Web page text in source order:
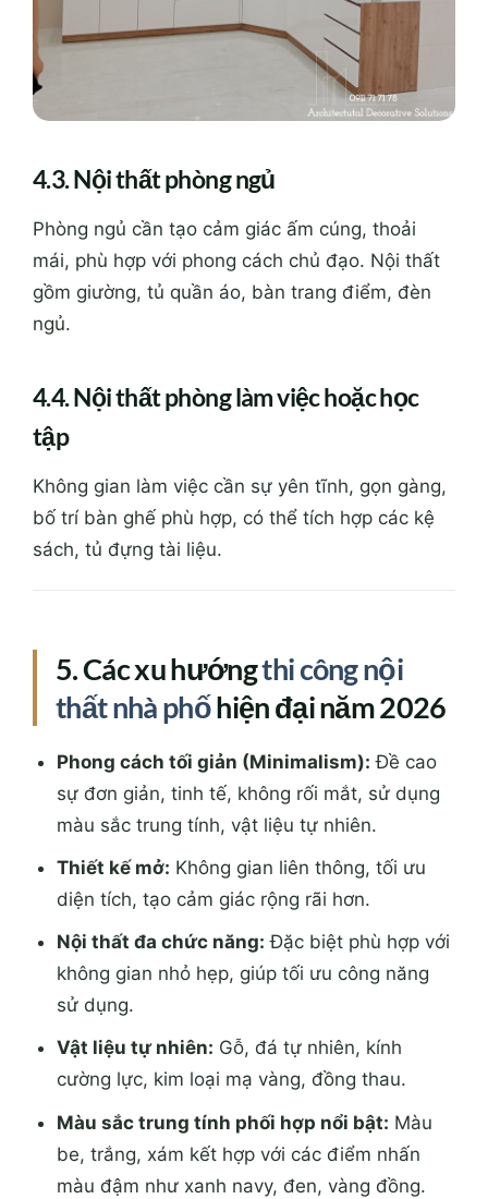
4.3. Nội thất phòng ngủ
Phòng ngủ cần tạo cảm giác ấm cúng, thoải
mái, phù hợp với phong cách chủ đạo. Nội thất
gồm giường, tủ quần áo, bàn trang điểm, đèn
ngủ.
4.4. Nội thất phòng làm việc hoặc học
tập
Không gian làm việc cần sự yên tĩnh, gọn gàng,
bố trí bàn ghế phù hợp, có thể tích hợp các kệ
sách, tủ đựng tài liệu.
5. Các xu hướngthi công nội
thất nhà phốhiện đại năm 2026
Phong cách tối giản (Minimalism): Đề cao
sự đơn giản, tinh tế, không rối mắt, sử dụng
màu sắc trung tính, vật liệu tự nhiên.
Thiết kế mở: Không gian liên thông, tối ưu
diện tích, tạo cảm giác rộng rãi hơn.
Nội thất đa chức năng: Đặc biệt phù hợp với
không gian nhỏ hẹp, giúp tối ưu công năng
sử dụng.
Vật liệu tự nhiên: Gỗ, đá tự nhiên, kính
cường lực, kim loại mạ vàng, đồng thau.
Màu sắc trung tính phối hợp nổi bật: Màu
be, trắng, xám kết hợp với các điểm nhấn
màu đậm như xanh navy, đen, vàng đồng.